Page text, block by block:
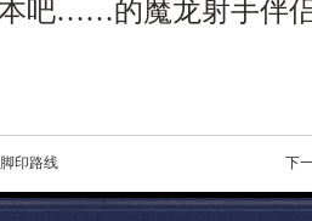
吧……的魔龙射手伴
印路线 下